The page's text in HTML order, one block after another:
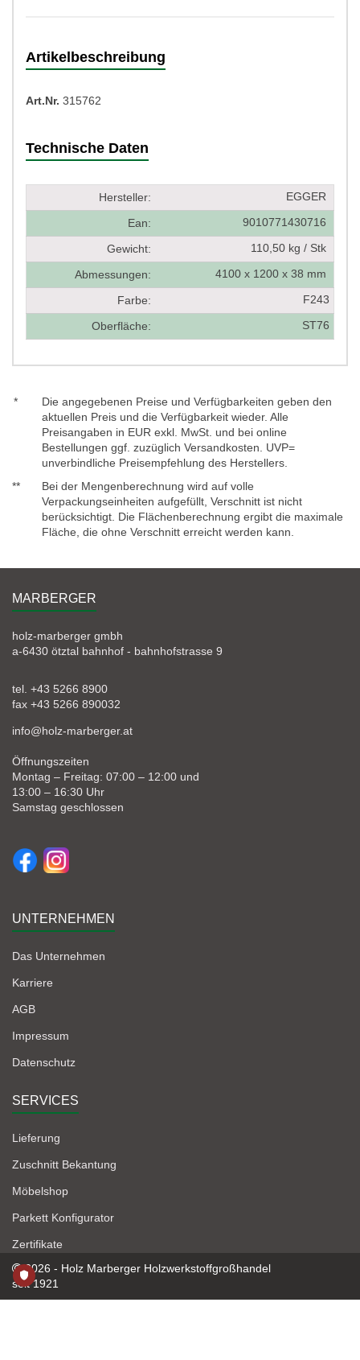
Artikelbeschreibung
Art.Nr. 315762
Technische Daten
Hersteller: EGGER
Ean: 9010771430716
Gewicht: 110,50 kg / Stk
Abmessungen: 4100 x 1200 x 38 mm
Farbe: F243
Oberfläche: ST76
*
Die angegebenen Preise und Verfügbarkeiten geben den
aktuellen Preis und die Verfügbarkeit wieder. Alle
Preisangaben in EUR exkl. MwSt. und bei online
Bestellungen ggf. zuzüglich Versandkosten. UVP=
unverbindliche Preisempfehlung des Herstellers.
**
Bei der Mengenberechnung wird auf volle
Verpackungseinheiten aufgefüllt, Verschnitt ist nicht
berücksichtigt. Die Flächenberechnung ergibt die maximale
Fläche, die ohne Verschnitt erreicht werden kann.
MARBERGER
holz-marberger gmbh
a-6430 ötztal bahnhof - bahnhofstrasse 9
tel. +43 5266 8900
fax +43 5266 890032
info@holz-marberger.at
Öffnungszeiten
Montag – Freitag: 07:00 – 12:00 und
13:00 – 16:30 Uhr
Samstag geschlossen
UNTERNEHMEN
Das Unternehmen
Karriere
AGB
Impressum
Datenschutz
SERVICES
Lieferung
Zuschnitt Bekantung
Möbelshop
Parkett Konfigurator
Zertifikate
2026 - Holz Marberger Holzwerkstoffgroßhandel
seit 1921